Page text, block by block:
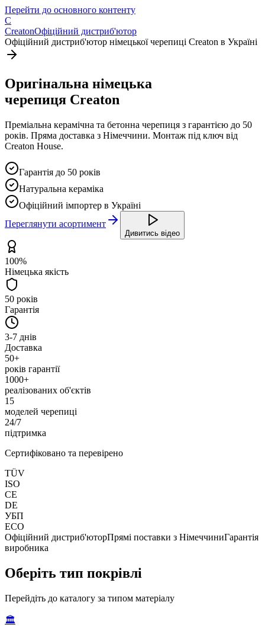
Перейти до основного контенту
C
CreatonОфіційний дистриб'ютор
Офіційний дистриб'ютор німецької черепиці Creaton в Україні
Оригінальна німецька
черепиця Creaton
Преміальна керамічна та бетонна черепиця з гарантією до 50
років. Пряма доставка з Німеччини. Монтаж під ключ від
Creaton House.
Гарантія до 50 років
Натуральна кераміка
Офіційний імпортер в Україні
Переглянути асортимент
Дивитись відео
100%
Німецька якість
50 років
Гарантія
3-7 днів
Доставка
50+
років гарантії
1000+
реалізованих об'єктів
15
моделей черепиці
24/7
підтримка
Сертифіковано та перевірено
TÜV
ISO
CE
DE
УБП
ECO
Офіційний дистриб'юторПрямі поставки з НімеччиниГарантія
виробника
Оберіть тип покрівлі
Перейдіть до каталогу за типом матеріалу
🏛️